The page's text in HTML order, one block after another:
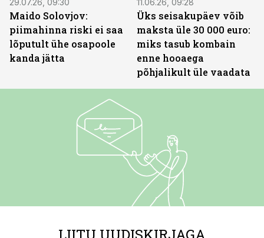
29.07.26, 09:30
Maido Solovjov:
piimahinna riski ei saa
lõputult ühe osapoole
kanda jätta
11.06.26, 09:28
Üks seisakupäev võib
maksta üle 30 000 euro:
miks tasub kombain
enne hooaega
põhjalikult üle vaadata